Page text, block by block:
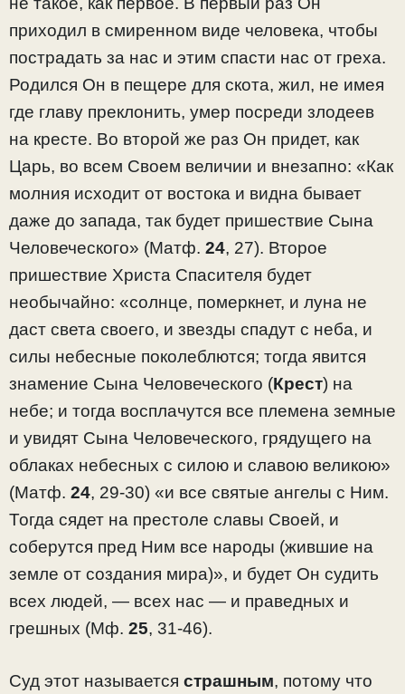
приходил в смиренном виде человека, чтобы
пострадать за нас и этим спасти нас от греха.
Родился Он в пещере для скота, жил, не имея
где главу преклонить, умер посреди злодеев
на кресте. Во второй же раз Он придет, как
Царь, во всем Своем величии и внезапно: «Как
молния исходит от востока и видна бывает
даже до запада, так будет пришествие Сына
Человеческого» (Матф. 24, 27). Второе
пришествие Христа Спасителя будет
необычайно: «солнце, померкнет, и луна не
даст света своего, и звезды спадут с неба, и
силы небесные поколеблются; тогда явится
знамение Сына Человеческого (Крест) на
небе; и тогда восплачутся все племена земные
и увидят Сына Человеческого, грядущего на
облаках небесных с силою и славою великою»
(Матф. 24, 29-30) «и все святые ангелы с Ним.
Тогда сядет на престоле славы Своей, и
соберутся пред Ним все народы (жившие на
земле от создания мира)», и будет Он судить
всех людей, — всех нас — и праведных и
грешных (Мф. 25, 31-46).
Суд этот называется страшным, потому что